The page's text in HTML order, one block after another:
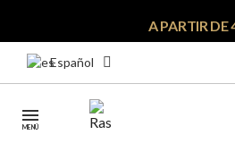
A PARTIR DE
Español
MENÚ